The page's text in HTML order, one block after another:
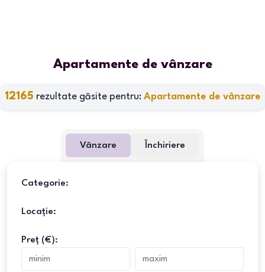
Apartamente de vânzare
12165 rezultate găsite pentru: Apartamente de vânzare
Vânzare Închiriere
Categorie:
Locație:
Preț (€):